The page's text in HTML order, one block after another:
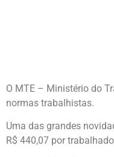
O MTE – Ministério do
normas trabalhistas.
Uma das grandes
R$ 440,07 por